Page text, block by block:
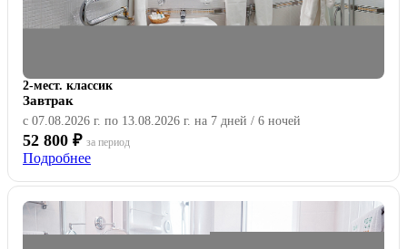
2-мест. классик
Завтрак
с 07.08.2026 г. по 13.08.2026 г. на 7 дней / 6 ночей
52 800 ₽ за период
Подробнее